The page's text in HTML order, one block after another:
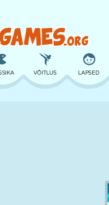
VÕITLUS LAPSED